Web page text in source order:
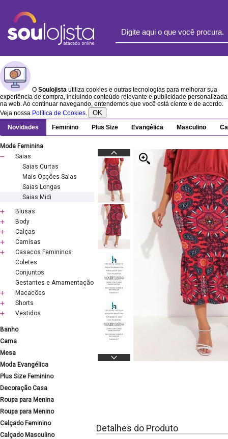
O Soulojista utiliza cookies e outras tecnologias para melhorar sua
experiência de compra, incluindo conteúdo relevante e publicidade personalizada
na web. Ao continuar navegando, entendemos que você está ciente e de acordo.
Veja nossa Política de Cookies. OK
Novidades Feminino Plus Size Evangélica Masculino
Moda Feminina
Saias
Saias Curtas
Mais Opções Saias
Saias Longas
Saias Midi
Blusas
Body
Calças
Camisas
Casacos Femininos
Coletes
Conjuntos
Gestantes e Amamentação
Macacões
Shorts
Vestidos
Banho
Cama
Mesa
Moda Evangélica
Plus Size Feminino
Decoração Casa
Roupa para Menina
Roupa para Menino
Calçado Feminino
Calçado Masculino
Detalhes do Produto